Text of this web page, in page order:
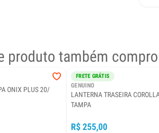
produto também
ONIX PLUS 20/
FRETE GRÁTIS
GENUINO
LANTERNA TRASEIRA
TAMPA
R$ 255,00